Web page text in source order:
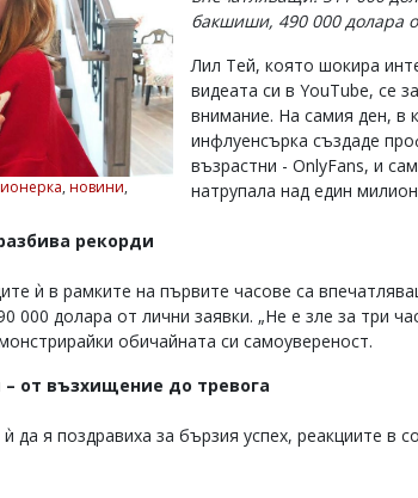
, новини,
бакшиши, 490 000 долара
Лил Тей, която шокира
видеата си в YouTube, се
внимание. На самия ден, в
инфлуенсърка създаде
възрастни - OnlyFans, и
натрупала над един
рекорди
ѝ в рамките на първите часове са
000 долара от лични заявки. „Не е зле за три
обичайната си самоувереност.
от възхищение до тревога
да я поздравиха за бързия успех, реакциите в